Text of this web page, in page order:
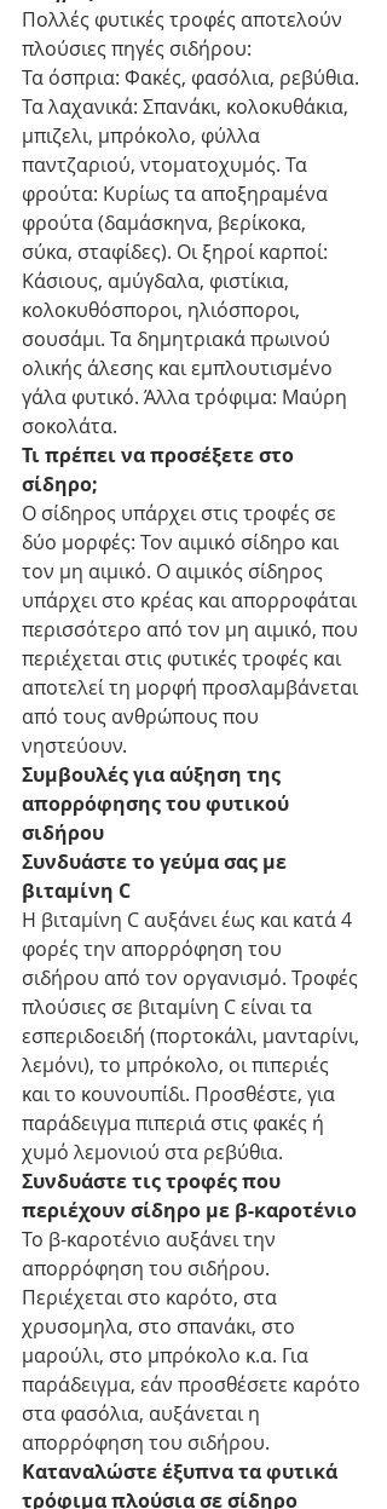
Πολλές φυτικές τροφές αποτελούν
πλούσιες πηγές σιδήρου:
Τα όσπρια: Φακές, φασόλια, ρεβύθια.
Τα λαχανικά: Σπανάκι, κολοκυθάκια,
μπιζελι, μπρόκολο, φύλλα
παντζαριού, ντοματοχυμός. Τα
φρούτα: Κυρίως τα αποξηραμένα
φρούτα (δαμάσκηνα, βερίκοκα,
σύκα, σταφίδες). Οι ξηροί καρποί:
Κάσιους, αμύγδαλα, φιστίκια,
κολοκυθόσποροι, ηλιόσποροι,
σουσάμι. Τα δημητριακά πρωινού
ολικής άλεσης και εμπλουτισμένο
γάλα φυτικό. Άλλα τρόφιμα: Μαύρη
σοκολάτα.
Τι πρέπει να προσέξετε στο
σίδηρο;
Ο σίδηρος υπάρχει στις τροφές σε
δύο μορφές: Τον αιμικό σίδηρο και
τον μη αιμικό. Ο αιμικός σίδηρος
υπάρχει στο κρέας και απορροφάται
περισσότερο από τον μη αιμικό, που
περιέχεται στις φυτικές τροφές και
αποτελεί τη μορφή προσλαμβάνεται
από τους ανθρώπους που
νηστεύουν.
Συμβουλές για αύξηση της
απορρόφησης του φυτικού
σιδήρου
Συνδυάστε το γεύμα σας με
βιταμίνη C
Η βιταμίνη C αυξάνει έως και κατά 4
φορές την απορρόφηση του
σιδήρου από τον οργανισμό. Τροφές
πλούσιες σε βιταμίνη C είναι τα
εσπεριδοειδή (πορτοκάλι, μανταρίνι,
λεμόνι), το μπρόκολο, οι πιπεριές
και το κουνουπίδι. Προσθέστε, για
παράδειγμα πιπεριά στις φακές ή
χυμό λεμονιού στα ρεβύθια.
Συνδυάστε τις τροφές που
περιέχουν σίδηρο με β-καροτένιο
Το β-καροτένιο αυξάνει την
απορρόφηση του σιδήρου.
Περιέχεται στο καρότο, στα
χρυσομηλα, στο σπανάκι, στο
μαρούλι, στο μπρόκολο κ.α. Για
παράδειγμα, εάν προσθέσετε καρότο
στα φασόλια, αυξάνεται η
απορρόφηση του σιδήρου.
Καταναλώστε έξυπνα τα φυτικά
τρόφιμα πλούσια σε σίδηρο